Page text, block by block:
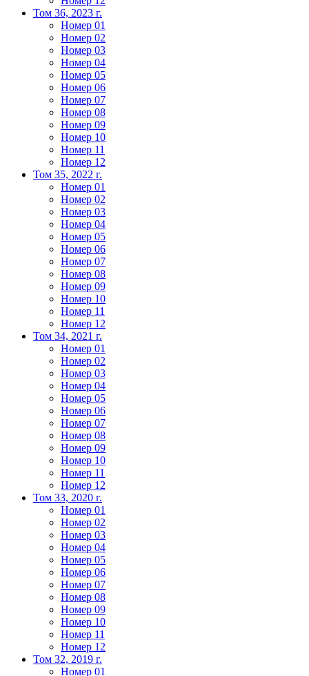
Том 36, 2023 г.
Номер 01
Номер 02
Номер 03
Номер 04
Номер 05
Номер 06
Номер 07
Номер 08
Номер 09
Номер 10
Номер 11
Номер 12
Том 35, 2022 г.
Номер 01
Номер 02
Номер 03
Номер 04
Номер 05
Номер 06
Номер 07
Номер 08
Номер 09
Номер 10
Номер 11
Номер 12
Том 34, 2021 г.
Номер 01
Номер 02
Номер 03
Номер 04
Номер 05
Номер 06
Номер 07
Номер 08
Номер 09
Номер 10
Номер 11
Номер 12
Том 33, 2020 г.
Номер 01
Номер 02
Номер 03
Номер 04
Номер 05
Номер 06
Номер 07
Номер 08
Номер 09
Номер 10
Номер 11
Номер 12
Том 32, 2019 г.
Номер 01